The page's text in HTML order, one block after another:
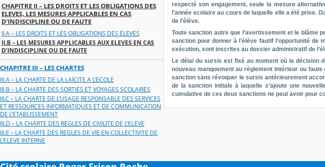
CHAPITRE II – LES DROITS ET LES OBLIGATIONS DES
ELEVES, LES MESURES APPLICABLES EN CAS
D’INDISCIPLINE OU DE FAUTE
II.A – LES DROITS ET LES OBLIGATIONS DES ELEVES
II.B – LES MESURES APPLICABLES AUX ELEVES EN CAS
D’INDISCIPLINE OU DE FAUTE
CHAPITRE III – LES CHARTES
III.A – LA CHARTE DE LA LAÏCITE A L’ECOLE
III.B – LA CHARTE DES SORTIES ET VOYAGES SCOLAIRES
III.C – LA CHARTE DE L’USAGE RESPONSABLE DES SERVICES
ET RESSOURCES INFORMATIQUES ET DE COMMUNICATION
DE L’ETABLISSEMENT
III.D – LA CHARTE DES REGLES DE CIVILITE DE L’ELEVE
III.E – LA CHARTE DES REGLES DE VIE EN COLLECTIVITE DE
L’ELEVE INTERNE
respecté son engagement, seule la mesure
l’année scolaire au cours de laquelle elle a été prise.
de l’élève.
Toute sanction autre que l’avertissement et le blâme
sanction pour donner à l’élève fautif l’opportunité
exécution, sont inscrites au dossier administratif de
Le délai du sursis est fixé au moment où la décision
nouveau manquement au règlement intérieur ou
sanction sans révoquer le sursis antérieurement
de la sanction initiale à laquelle s’ajoute une
cumulative de ces deux sanctions ne peut avoir pour